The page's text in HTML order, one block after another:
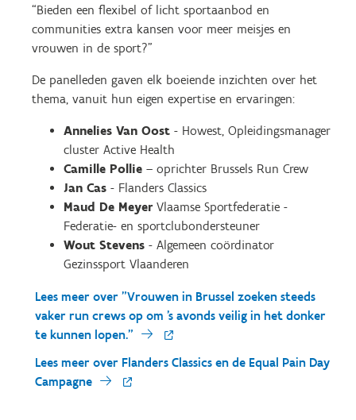
“Bieden een flexibel of licht sportaanbod en
communities extra kansen voor meer meisjes en
vrouwen in de sport?”
De panelleden gaven elk boeiende inzichten over het
thema, vanuit hun eigen expertise en ervaringen:
Annelies Van Oost - Howest, Opleidingsmanager
cluster Active Health
Camille Pollie – oprichter Brussels Run Crew
Jan Cas - Flanders Classics
Maud De MeyerVlaamse Sportfederatie -
Federatie- en sportclubondersteuner
Wout Stevens - Algemeen coördinator
Gezinssport Vlaanderen
Lees meer over "Vrouwen in Brussel zoeken steeds
vaker run crews op om 's avonds veilig in het donker
te kunnen lopen."
Lees meer over Flanders Classics en de Equal Pain Day
Campagne